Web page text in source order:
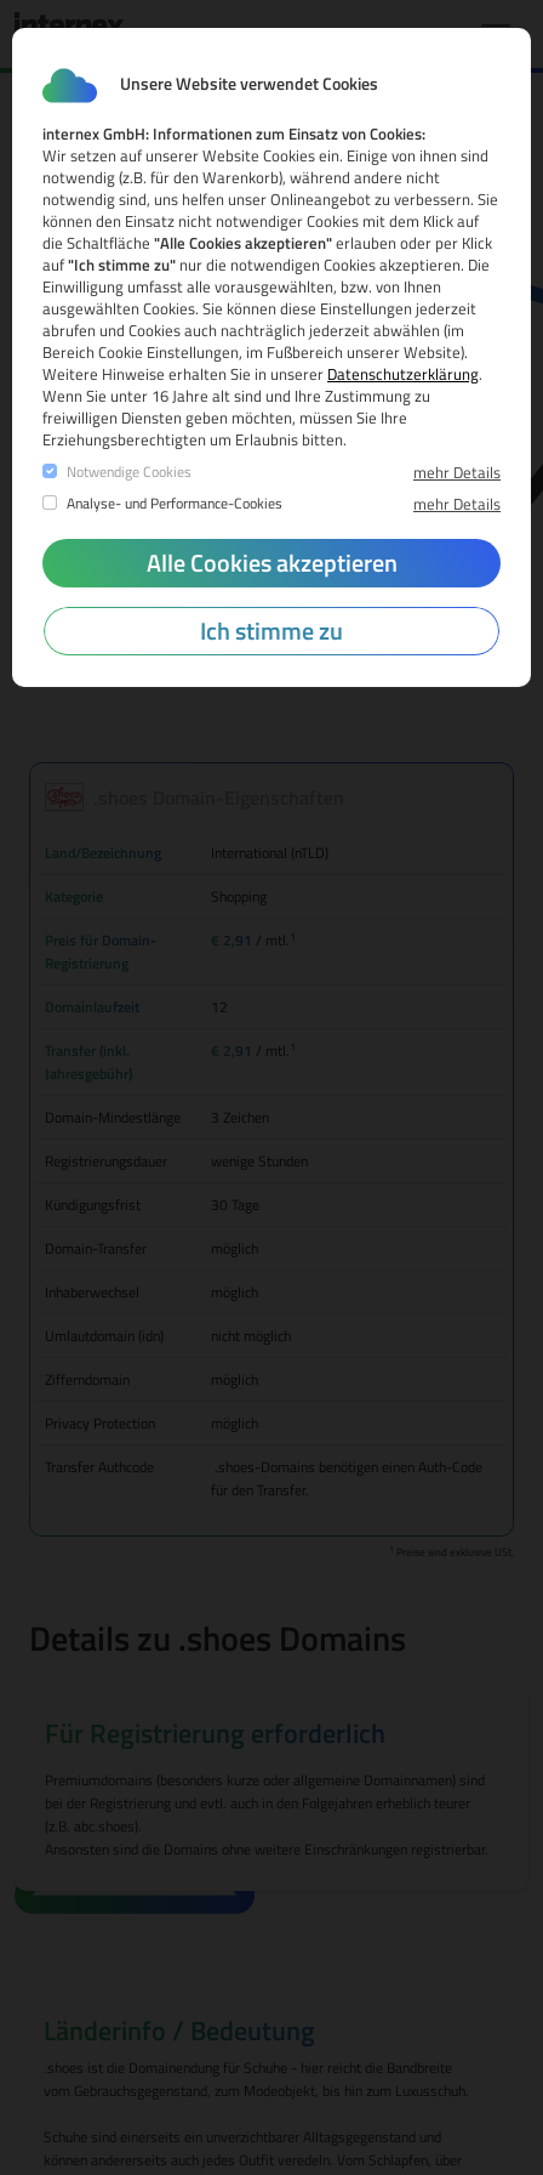
Unsere Website verwendet Cookies
internex GmbH: Informationen zum Einsatz von Cookies:
Wir setzen auf unserer Website Cookies ein. Einige von ihnen sind
notwendig (z.B. für den Warenkorb), während andere nicht
notwendig sind, uns helfen unser Onlineangebot zu verbessern. Sie
können den Einsatz nicht notwendiger Cookies mit dem Klick auf
die Schaltfläche "Alle Cookies akzeptieren"erlauben oder per Klick
auf"Ich stimme zu" nur die notwendigen Cookies akzeptieren. Die
Einwilligung umfasst alle vorausgewählten, bzw. von Ihnen
ausgewählten Cookies. Sie können diese Einstellungen jederzeit
abrufen und Cookies auch nachträglich jederzeit abwählen (im
Bereich Cookie Einstellungen, im Fußbereich unserer Website).
Weitere Hinweise erhalten Sie in unserer Datenschutzerklärung.
Wenn Sie unter 16 Jahre alt sind und Ihre Zustimmung zu
freiwilligen Diensten geben möchten, müssen Sie Ihre
Erziehungsberechtigten um Erlaubnis bitten.
Notwendige Cookies mehr Details
Analyse- und Performance-Cookies mehr Details
Alle Cookies akzeptieren
Ich stimme zu
.shoes Domain
Alle Infos
www.
Mehr Infos zur Domain-Endung
Land/Bezeichnung
International (nTLD)
Kategorie
Shopping
Preis für Domain-
Registrierung
€ 2,91 / mtl.
Domainlaufzeit
12
Transfer (inkl.
Jahresgebühr)
€ 2,91 / mtl.
Domain-Mindestlänge
3 Zeichen
Registrierungsdauer
wenige Stunden
Kündigungsfrist
30 Tage
Domain-Transfer
möglich
Inhaberwechsel
möglich
Umlautdomain (idn)
nicht möglich
Zifferndomain
möglich
Privacy Protection
möglich
Transfer Authcode
.shoes-Domains benötigen einen Auth-Code
für den Transfer.
Preise sind exklusive USt.
Details zu .shoes Domains
Für Registrierung erforderlich
Premiumdomains (besonders kurze oder allgemeine Domainnamen) sind
bei der Registrierung und evtl. auch in den Folgejahren erheblich teurer
(z.B. abc.shoes).
Ansonsten sind die Domains ohne weitere Einschränkungen registrierbar.
Länderinfo / Bedeutung
.shoes ist die Domainendung für Schuhe - hier reicht die Bandbreite
vom Gebrauchsgegenstand, zum Modeobjekt, bis hin zum Luxusschuh.
Schuhe sind einerseits ein unverzichtbarer Alltagsgegenstand und
können andererseits auch jedes Outfit veredeln. Vom Schlapfen, über